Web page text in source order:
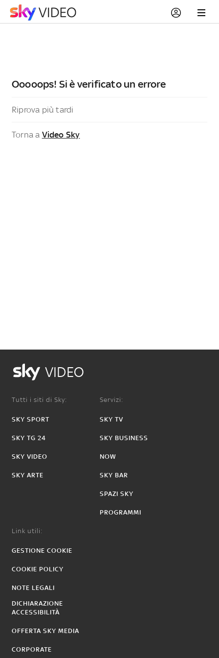
Ooooops! Si è verificato un errore
Riprova più tardi
Torna a Video Sky
VIDEO
Tutti i siti di Sky:
SKY SPORT
SKY TG 24
SKY VIDEO
SKY ARTE
Servizi:
SKY TV
SKY BUSINESS
NOW
SKY BAR
SPAZI SKY
PROGRAMMI
Link utili:
GESTIONE COOKIE
COOKIE POLICY
NOTE LEGALI
DICHIARAZIONE
ACCESSIBILITÀ
OFFERTA SKY MEDIA
CORPORATE